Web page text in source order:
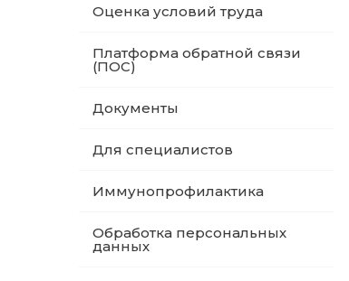
Оценка условий труда
Платформа обратной связи
(ПОС)
Документы
Для специалистов
Иммунопрофилактика
Обработка персональных
данных